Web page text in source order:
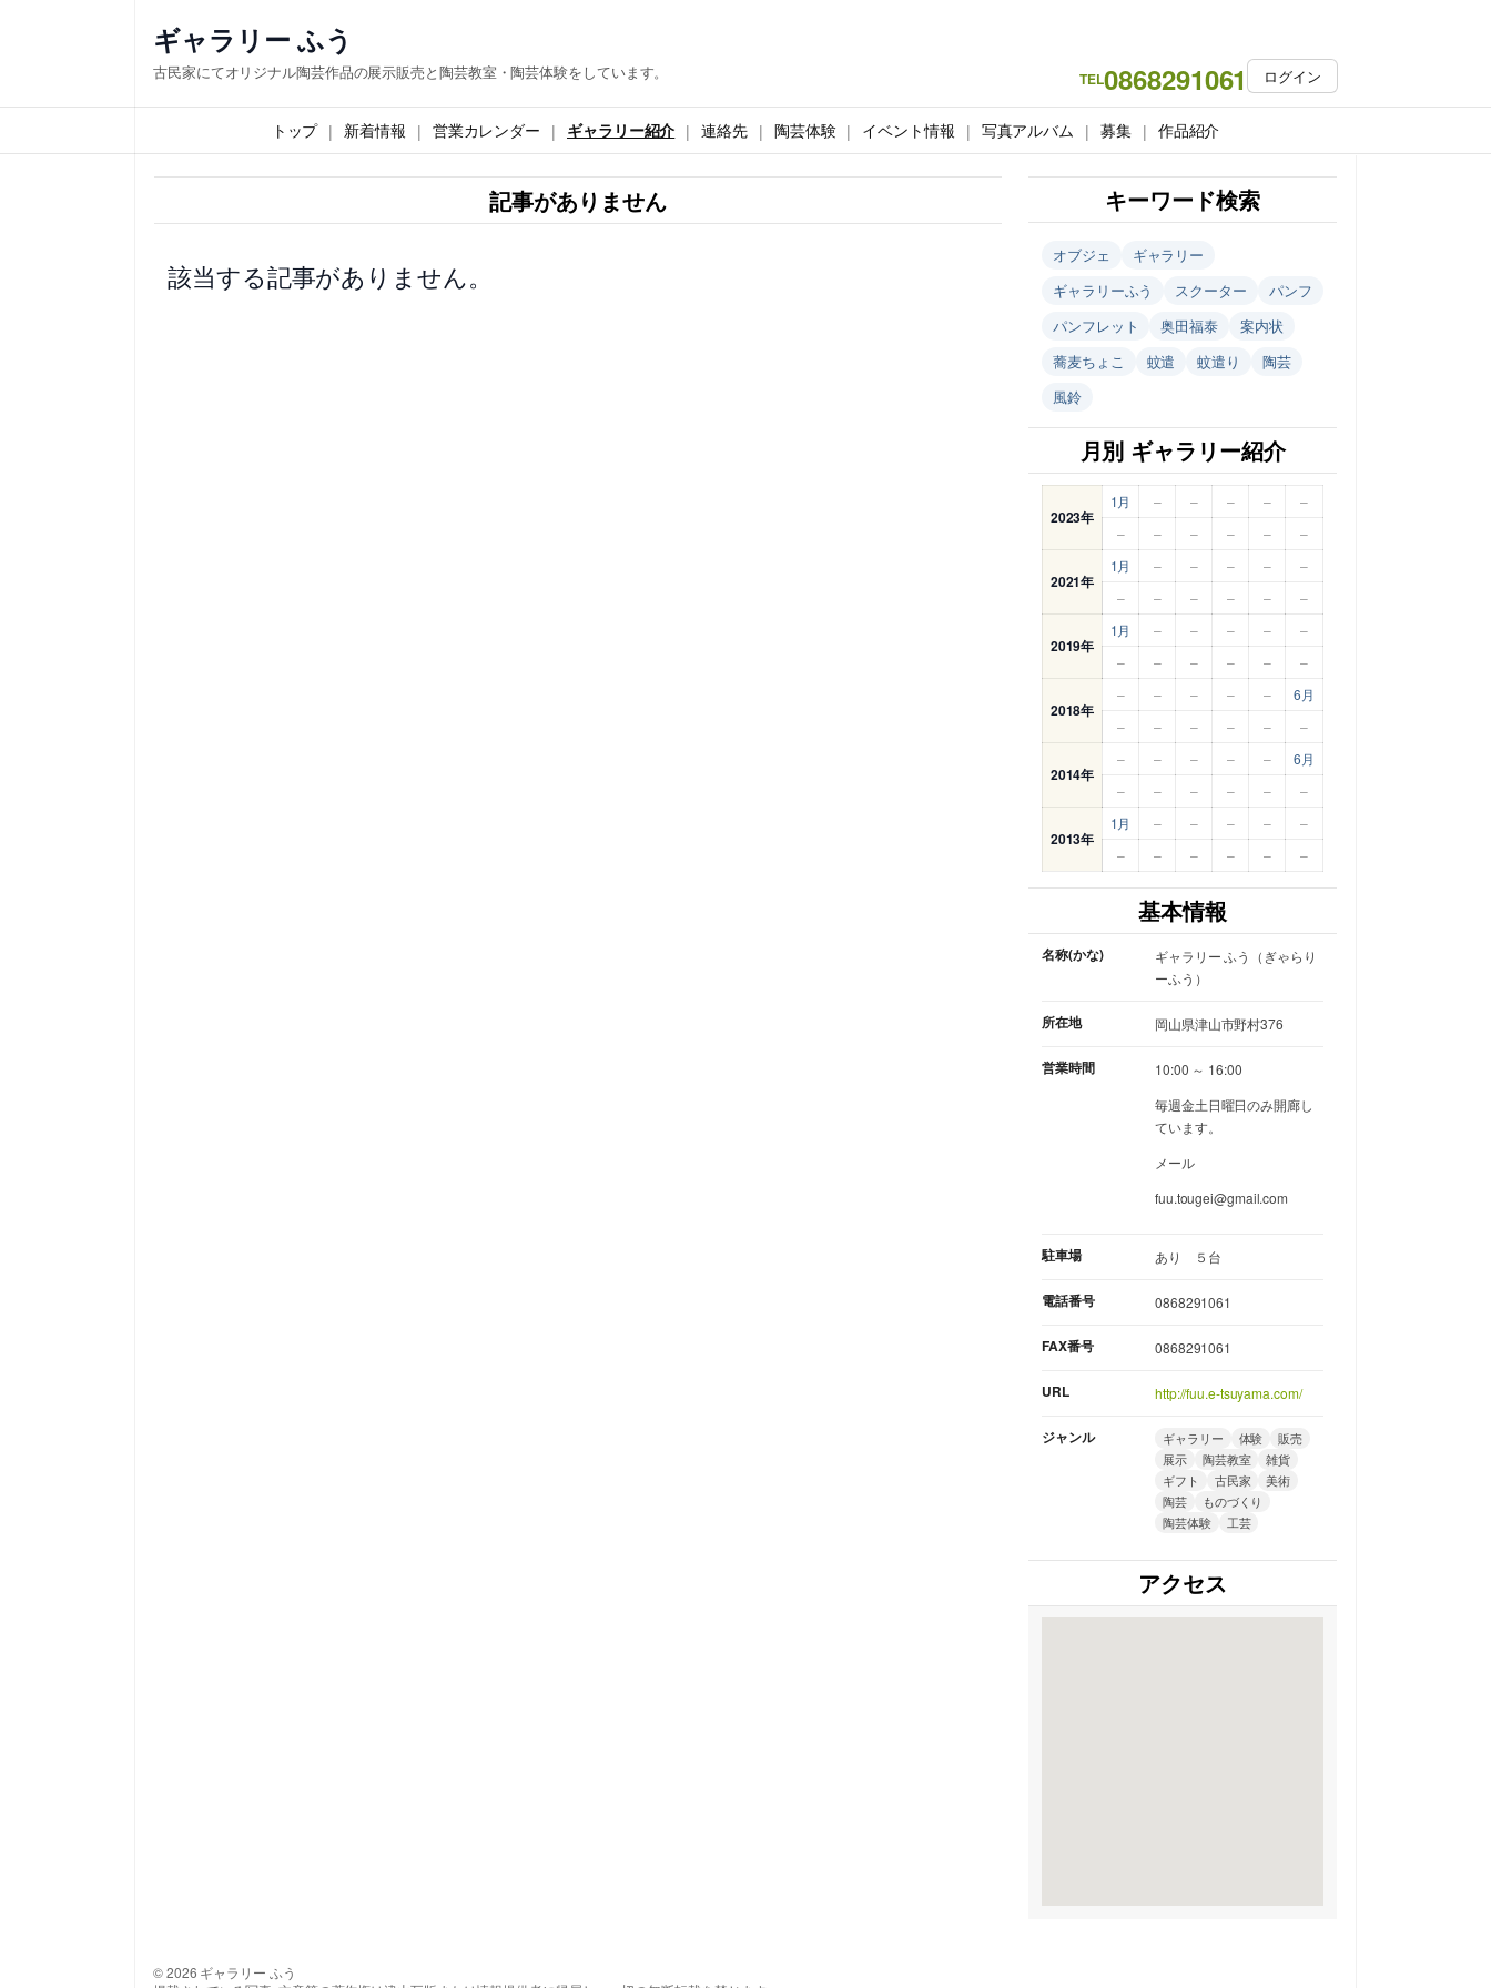
ス
キ
ギャラリー ふう
古民家にてオリジナル陶芸作品の展示販売と陶芸教室・陶芸体験をしています。 TEL0868291061 ログイン
トップ 新着情報 営業カレンダー ギャラリー紹介 連絡先 陶芸体験 イベント情報 写真アルバム 募集 作品紹介
記事がありません
該当する記事がありません。
キーワード検索
オブジェ
ギャラリー
ギャラリーふう
スクーター
パンフ
パンフレット
奥田福泰
案内状
蕎麦ちょこ
蚊遣 蚊遣り
陶芸
風鈴
月別 ギャラリー紹介
2023年
1月 – – – –
–
–
– – – – –
2021年
1月 – – – –
–
–
– – – – –
2019年
1月 – – – –
–
–
– – – – –
2018年
– – – – –
6月
–
– – – – –
2014年
– – – – –
6月
–
– – – – –
2013年
1月 – – – –
–
–
– – – – –
基本情報
名称(かな)
ギャラリー ふう（ぎゃらり
ーふう）
所在地 岡山県津山市野村376
営業時間
10:00 ～ 16:00
毎週金土日曜日のみ開廊し
ています。
メール
fuu.tougei@gmail.com
駐車場 あり ５台
電話番号 0868291061
FAX番号 0868291061
URL http://fuu.e-tsuyama.com/
ジャンル ギャラリー 体験
販売
展示
陶芸教室
雑貨
ギフト
古民家
美術
陶芸
ものづくり
陶芸体験
工芸
アクセス
© 2026 ギャラリー ふう